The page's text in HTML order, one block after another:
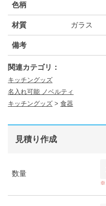
色柄
材質 ガラス
備考
関連カテゴリ：
キッチングッズ
名入れ可能 ノベルティ
キッチングッズ > 食器
見積り作成
数量